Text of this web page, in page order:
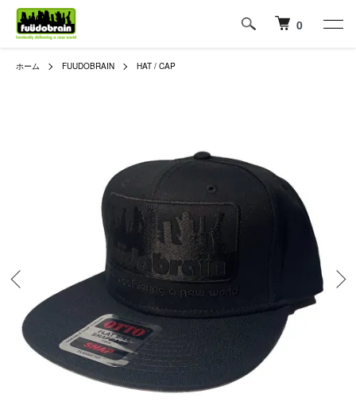
0
ホーム FUUDOBRAIN HAT / CAP